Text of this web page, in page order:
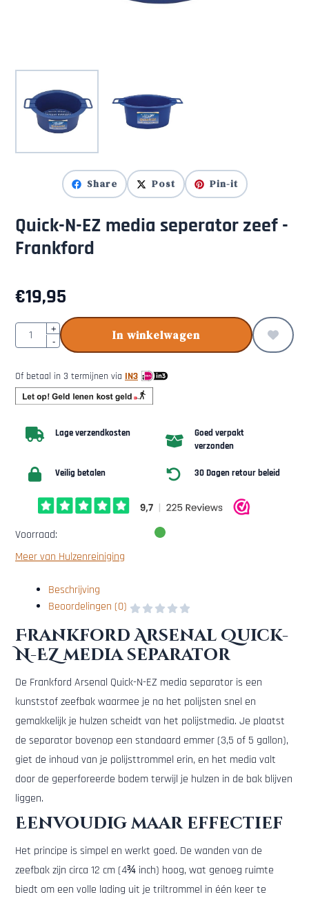
Share Post Pin-it
Quick-N-EZ media seperator zeef -
Frankford
€19,95
Aantal
+
-
In winkelwagen
Of betaal in 3 termijnen via IN3
Lage verzendkosten
Goed verpakt
verzonden
Veilig betalen 30 Dagen retour beleid
Voorraad:
Meer van Hulzenreiniging
Beschrijving
Beoordelingen (0)
Frankford Arsenal Quick-
N-EZ media separator
De Frankford Arsenal Quick-N-EZ media separator is een
kunststof zeefbak waarmee je na het polijsten snel en
gemakkelijk je hulzen scheidt van het polijstmedia. Je plaatst
de separator bovenop een standaard emmer (3,5 of 5 gallon),
giet de inhoud van je polijsttrommel erin, en het media valt
door de geperforeerde bodem terwijl je hulzen in de bak blijven
liggen.
Eenvoudig maar effectief
Het principe is simpel en werkt goed. De wanden van de
zeefbak zijn circa 12 cm (4¾ inch) hoog, wat genoeg ruimte
biedt om een volle lading uit je triltrommel in één keer te